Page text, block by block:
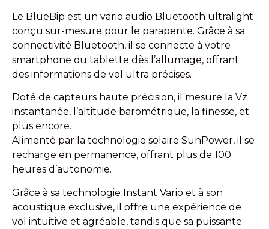
Le BlueBip est un vario audio Bluetooth ultralight
conçu sur-mesure pour le parapente. Grâce à sa
connectivité Bluetooth, il se connecte à votre
smartphone ou tablette dès l’allumage, offrant
des informations de vol ultra précises.
Doté de capteurs haute précision, il mesure la Vz
instantanée, l’altitude barométrique, la finesse, et
plus encore.
Alimenté par la technologie solaire SunPower, il se
recharge en permanence, offrant plus de 100
heures d’autonomie.
Grâce à sa technologie Instant Vario et à son
acoustique exclusive, il offre une expérience de
vol intuitive et agréable, tandis que sa puissante